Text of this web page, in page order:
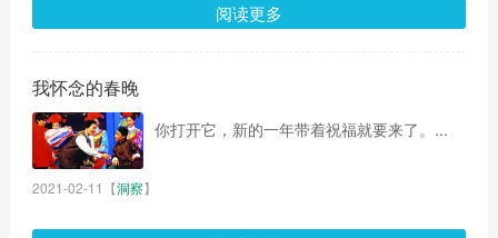
阅读更多
我怀念的春晚
你打开它，新的一年带着祝福就要来了。...
2021-02-11 【洞察】